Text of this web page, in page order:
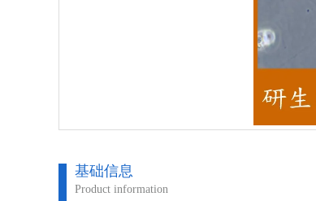
基础信息
Product information